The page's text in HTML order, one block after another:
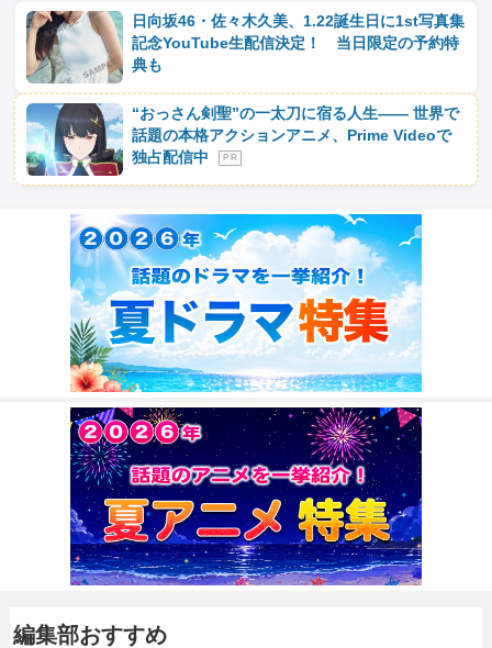
日向坂46・佐々木久美、1.22誕生日に1st写真集
記念YouTube生配信決定！ 当日限定の予約特
典も
“おっさん剣聖”の一太刀に宿る人生―― 世界で
話題の本格アクションアニメ、Prime Videoで
独占配信中
P R
編集部おすすめ